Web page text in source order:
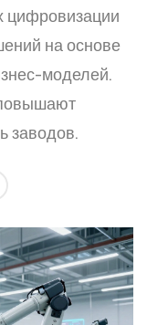
цифровизации
на основе
моделей.
заводов.